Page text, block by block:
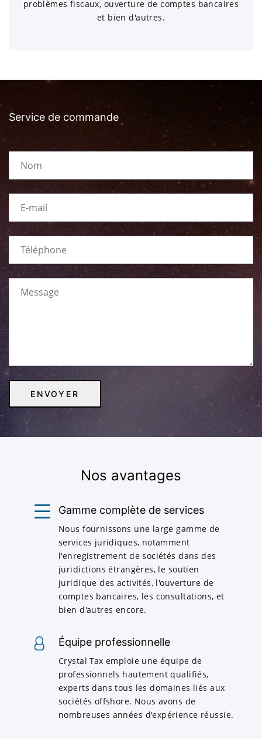
problèmes fiscaux, ouverture de comptes bancaires
et bien d'autres.
Service de commande
Nos avantages
Gamme complète de services
Nous fournissons une large gamme de
services juridiques, notamment
l'enregistrement de sociétés dans des
juridictions étrangères, le soutien
juridique des activités, l'ouverture de
comptes bancaires, les consultations, et
bien d'autres encore.
Équipe professionnelle
Crystal Tax emploie une équipe de
professionnels hautement qualifiés,
experts dans tous les domaines liés aux
sociétés offshore. Nous avons de
nombreuses années d'expérience réussie.